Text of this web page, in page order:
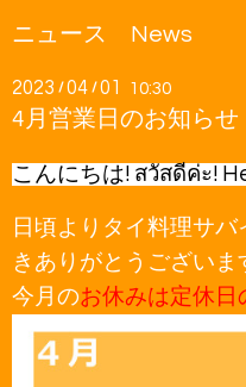
ニュース News
2023 /04 /01 10:30
4月営業日のお知らせ
こんにちは! สวัสดีค่ะ!
日頃よりタイ料理サ
きありがとうございま
今月のお休みは定休日